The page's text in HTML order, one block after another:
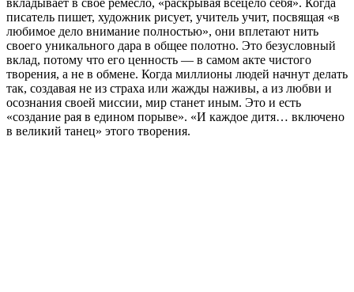
писатель пишет, художник рисует, учитель учит, посвящая «в
любимое дело внимание полностью», они вплетают нить
своего уникального дара в общее полотно. Это безусловный
вклад, потому что его ценность — в самом акте чистого
творения, а не в обмене. Когда миллионы людей начнут делать
так, создавая не из страха или жажды наживы, а из любви и
осознания своей миссии, мир станет иным. Это и есть
«создание рая в едином порыве». «И каждое дитя… включено
в великий танец» этого творения.